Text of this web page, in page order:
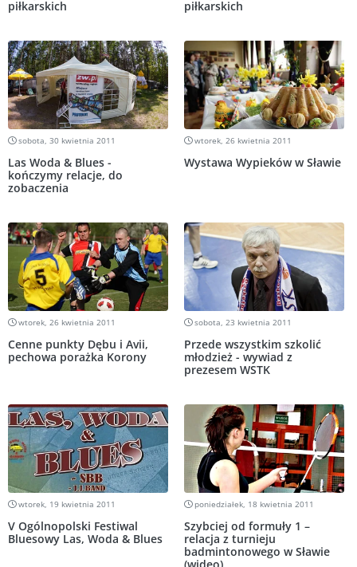
piłkarskich
piłkarskich
sobota, 30 kwietnia 2011
Las Woda & Blues -
kończymy relacje, do
zobaczenia
wtorek, 26 kwietnia 2011
Wystawa Wypieków w Sławie
wtorek, 26 kwietnia 2011
Cenne punkty Dębu i Avii,
pechowa porażka Korony
sobota, 23 kwietnia 2011
Przede wszystkim szkolić
młodzież - wywiad z
prezesem WSTK
wtorek, 19 kwietnia 2011
V Ogólnopolski Festiwal
Bluesowy Las, Woda & Blues
poniedziałek, 18 kwietnia 2011
Szybciej od formuły 1 –
relacja z turnieju
badmintonowego w Sławie